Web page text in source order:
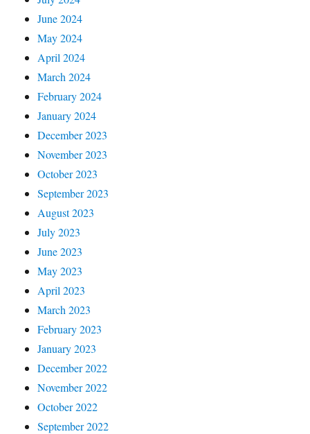
June 2024
May 2024
April 2024
March 2024
February 2024
January 2024
December 2023
November 2023
October 2023
September 2023
August 2023
July 2023
June 2023
May 2023
April 2023
March 2023
February 2023
January 2023
December 2022
November 2022
October 2022
September 2022